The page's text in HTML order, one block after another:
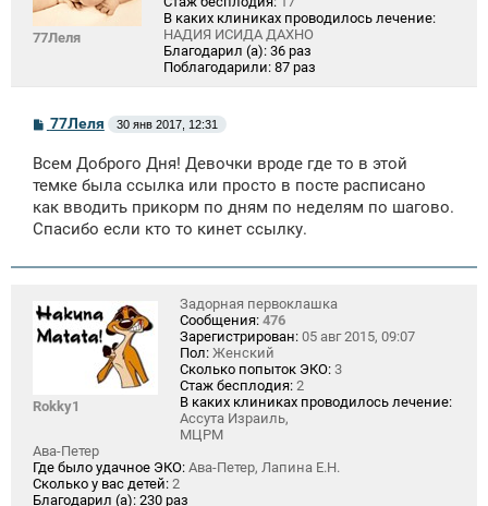
77Леля
В каких клиниках проводилось лечение:
НАДИЯ ИСИДА ДАХНО
Благодарил (а): 36 раз
Поблагодарили: 87 раз
С
б
щ
н
и
77Леля 30 янв 2017, 12:31
Всем Доброго Дня! Девочки вроде где то в этой
темке была ссылка или просто в посте расписано
как вводить прикорм по дням по неделям по шагово.
Спасибо если кто то кинет ссылку.
Rokky1
Задорная первоклашка
Сообщения: 476
Зарегистрирован: 05 авг 2015, 09:07
Пол: Женский
Сколько попыток ЭКО: 3
Стаж бесплодия: 2
В каких клиниках проводилось лечение:
Ассута Израиль,
МЦРМ
Ава-Петер
Где было удачное ЭКО: Ава-Петер, Лапина Е.Н.
Сколько у вас детей: 2
Благодарил (а): 230 раз